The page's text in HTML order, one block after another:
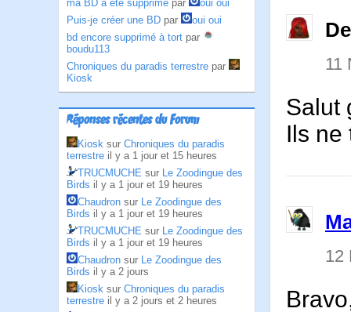
ma BD à été supprimé par
oui oui
Puis-je créer une BD par
oui oui
bd encore supprimé à tort par
boudu113
Chroniques du paradis terrestre par
Kiosk
Réponses récentes du Forum
Kiosk sur Chroniques du paradis
terrestre il y a 1 jour et 15 heures
TRUCMUCHE sur Le Zoodingue des
Birds il y a 1 jour et 19 heures
Chaudron sur Le Zoodingue des
Birds il y a 1 jour et 19 heures
TRUCMUCHE sur Le Zoodingue des
Birds il y a 1 jour et 19 heures
Chaudron sur Le Zoodingue des
Birds il y a 2 jours
Kiosk sur Chroniques du paradis
terrestre il y a 2 jours et 2 heures
11
Salut
Ils ne
12